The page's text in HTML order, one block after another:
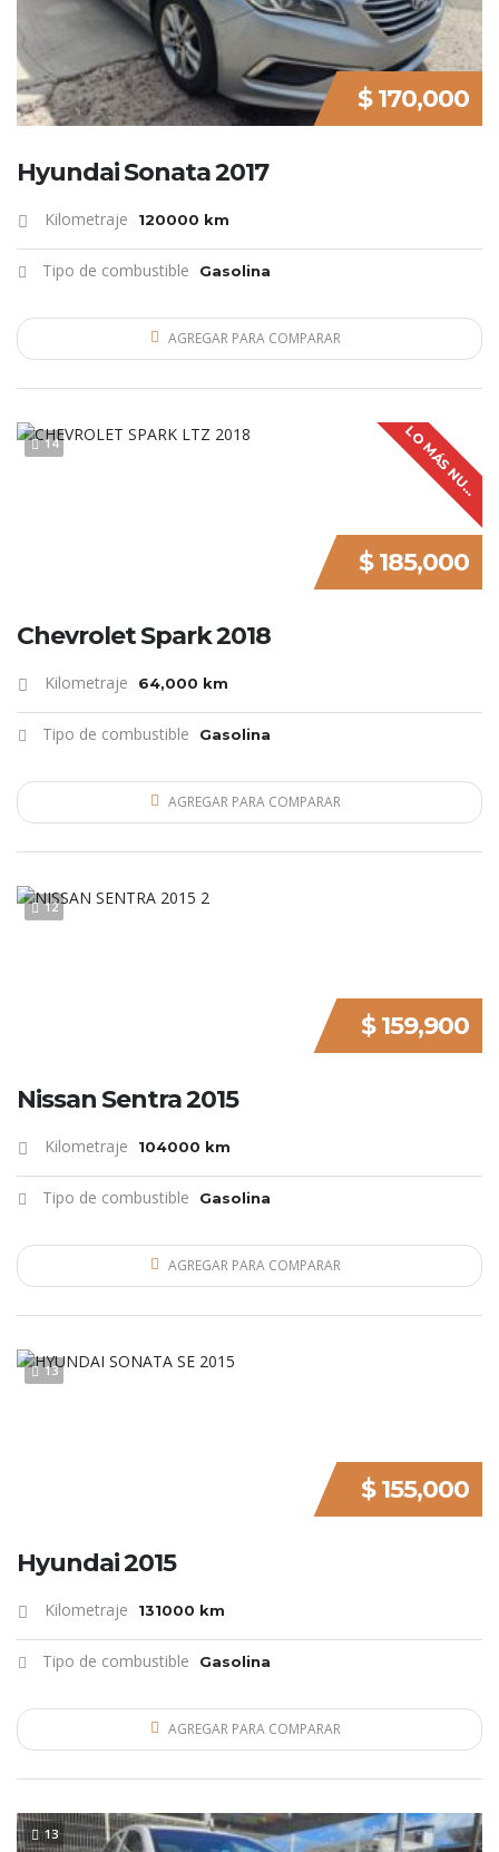
$ 170,000
Hyundai Sonata 2017
Kilometraje 120000 km
Tipo de combustible Gasolina
AGREGAR PARA COMPARAR
14 L
O
M
Á
S
N
U
E
V
O
$ 185,000
Chevrolet Spark 2018
Kilometraje 64,000 km
Tipo de combustible Gasolina
AGREGAR PARA COMPARAR
12
$ 159,900
Nissan Sentra 2015
Kilometraje 104000 km
Tipo de combustible Gasolina
AGREGAR PARA COMPARAR
13
$ 155,000
Hyundai 2015
Kilometraje 131000 km
Tipo de combustible Gasolina
AGREGAR PARA COMPARAR
13